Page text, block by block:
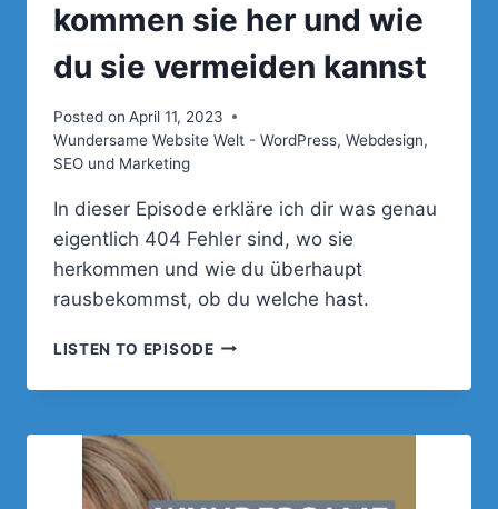
kommen sie her und wie
du sie vermeiden kannst
Posted on April 11, 2023
Wundersame Website Welt - WordPress, Webdesign,
SEO und Marketing
In dieser Episode erkläre ich dir was genau
eigentlich 404 Fehler sind, wo sie
herkommen und wie du überhaupt
rausbekommst, ob du welche hast.
LISTEN TO EPISODE021
404
–